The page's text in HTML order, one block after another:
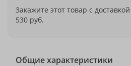
Закажите этот товар с
530 руб.
Общие характеристики